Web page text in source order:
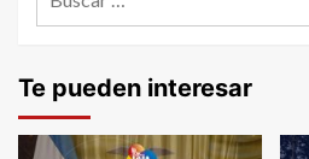
Te pueden interesar